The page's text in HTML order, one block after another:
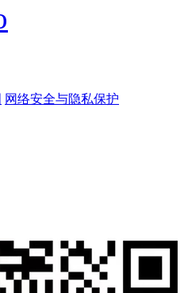
网络安全与隐私保护